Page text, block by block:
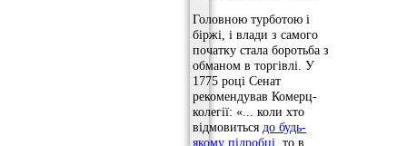
Головною турботою і
біржі, і влади з самого
початку стала боротьба з
обманом в торгівлі. У
1775 році Сенат
рекомендував Комерц-
колегії: «... коли хто
відмовиться до будь-
якому підробці, то в